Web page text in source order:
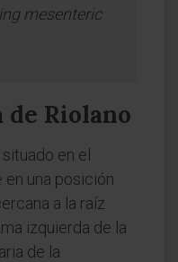
mesenteric
de Riolano
en el
en una posición
a la raíz
izquierda de la
de la